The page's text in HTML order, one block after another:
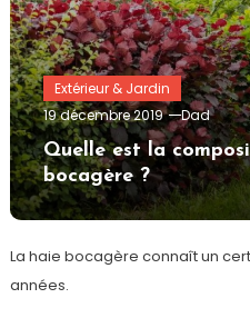
Extérieur & Jardin
19 décembre 2019
Dad
Quelle est la
bocagère ?
La haie bocagère connaît un
années.